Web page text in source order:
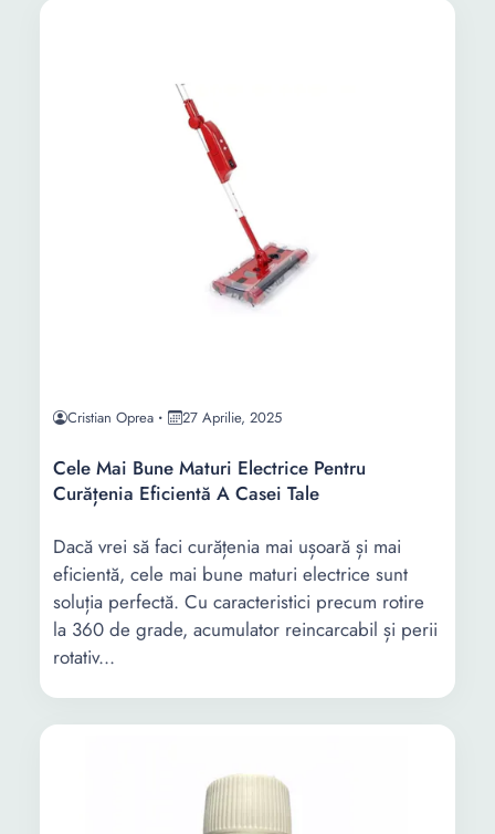
Cristian Oprea 27 Aprilie, 2025
Cele Mai Bune Maturi Electrice Pentru
Curățenia Eficientă A Casei Tale
Dacă vrei să faci curățenia mai ușoară și mai
eficientă, cele mai bune maturi electrice sunt
soluția perfectă. Cu caracteristici precum rotire
la 360 de grade, acumulator reincarcabil și perii
rotativ...